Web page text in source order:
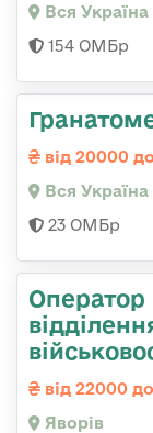
Вся Україна
154 ОМБр
від 20000
Вся Україна
23 ОМБр
Оператор
від 22000
Яворів